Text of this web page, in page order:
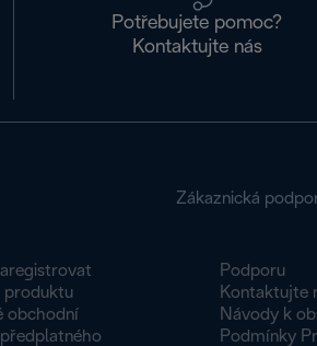
Potřebujete pomoc?
Kontaktujte nás
produktu
obchodní
Zákaznická
Podporu
Kontaktujte
Návody k
Podmínky